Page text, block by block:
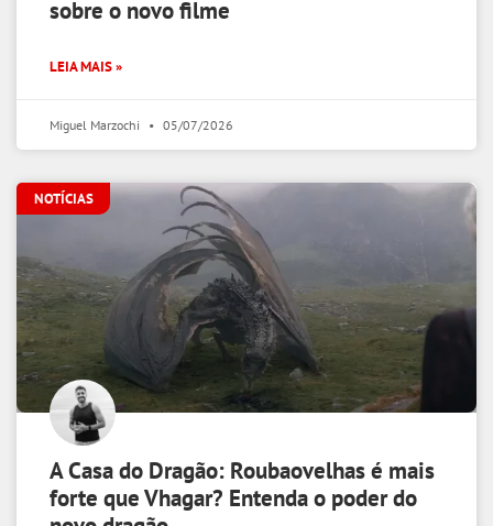
sobre o novo filme
LEIA MAIS »
Miguel Marzochi 05/07/2026
NOTÍCIAS
A Casa do Dragão: Roubaovelhas é mais
forte que Vhagar? Entenda o poder do